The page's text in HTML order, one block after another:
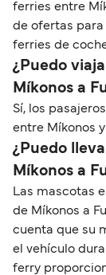
ferries entre
de ofertas
ferries de
¿Puedo
Míkonos a
Sí, los
entre Míkonos y
¿Puedo
Míkonos a
Las mascotas
de Míkonos a
cuenta que su
el vehículo
ferry